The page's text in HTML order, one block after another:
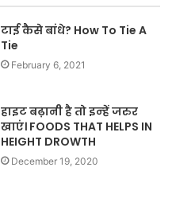
टाई कैसे बांधे? How To Tie A
Tie
February 6, 2021
हाइट बढ़ानी है तो इन्‍हें जरुर
खाएं। FOODS THAT HELPS IN
HEIGHT DROWTH
December 19, 2020